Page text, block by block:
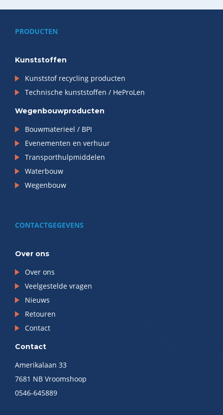
PRODUCTEN
Kunststoffen
Kunststof recycling producten
Technische kunststoffen / HeProLen
Wegenbouwproducten
Bouwmaterieel / BPI
Evenementen en verhuur
Transporthulpmiddelen
Waterbouw
Wegenbouw
CONTACTGEGEVENS
Over ons
Over ons
Veelgestelde vragen
Nieuws
Retouren
Contact
Contact
Amerikalaan 33
7681 NB Vroomshoop
0546-645889